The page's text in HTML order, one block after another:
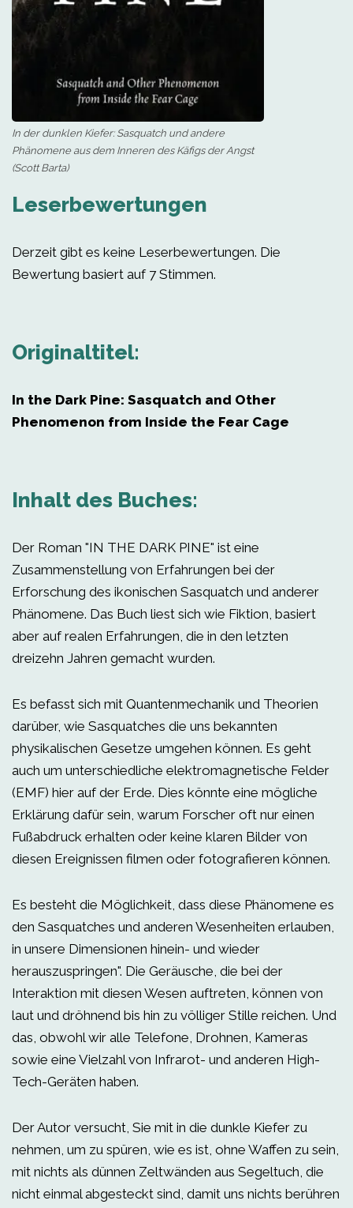
In der dunklen Kiefer: Sasquatch und andere
Phänomene aus dem Inneren des Käfigs der Angst
(Scott Barta)
Leserbewertungen
Derzeit gibt es keine Leserbewertungen. Die
Bewertung basiert auf 7 Stimmen.
Originaltitel:
In the Dark Pine: Sasquatch and Other
Phenomenon from Inside the Fear Cage
Inhalt des Buches:
Der Roman "IN THE DARK PINE" ist eine
Zusammenstellung von Erfahrungen bei der
Erforschung des ikonischen Sasquatch und anderer
Phänomene. Das Buch liest sich wie Fiktion, basiert
aber auf realen Erfahrungen, die in den letzten
dreizehn Jahren gemacht wurden.
Es befasst sich mit Quantenmechanik und Theorien
darüber, wie Sasquatches die uns bekannten
physikalischen Gesetze umgehen können. Es geht
auch um unterschiedliche elektromagnetische Felder
(EMF) hier auf der Erde. Dies könnte eine mögliche
Erklärung dafür sein, warum Forscher oft nur einen
Fußabdruck erhalten oder keine klaren Bilder von
diesen Ereignissen filmen oder fotografieren können.
Es besteht die Möglichkeit, dass diese Phänomene es
den Sasquatches und anderen Wesenheiten erlauben,
in unsere Dimensionen hinein- und wieder
herauszuspringen". Die Geräusche, die bei der
Interaktion mit diesen Wesen auftreten, können von
laut und dröhnend bis hin zu völliger Stille reichen. Und
das, obwohl wir alle Telefone, Drohnen, Kameras
sowie eine Vielzahl von Infrarot- und anderen High-
Tech-Geräten haben.
Der Autor versucht, Sie mit in die dunkle Kiefer zu
nehmen, um zu spüren, wie es ist, ohne Waffen zu sein,
mit nichts als dünnen Zeltwänden aus Segeltuch, die
nicht einmal abgesteckt sind, damit uns nichts berühren